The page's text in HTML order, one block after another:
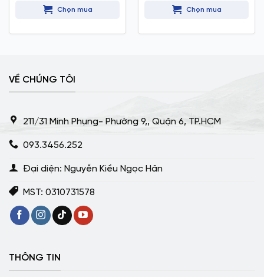
là:
500.000 ₫.
Chọn mua Chọn mua
VỀ CHÚNG TÔI
211/31 Minh Phụng- Phường 9,, Quận 6, TP.HCM
093.3456.252
Đại diện: Nguyễn Kiều Ngọc Hân
MST: 0310731578
THÔNG TIN